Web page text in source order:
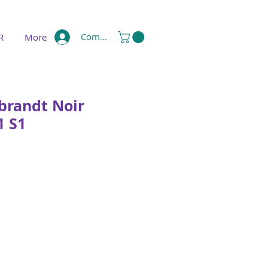
More Compte
Noir
S1